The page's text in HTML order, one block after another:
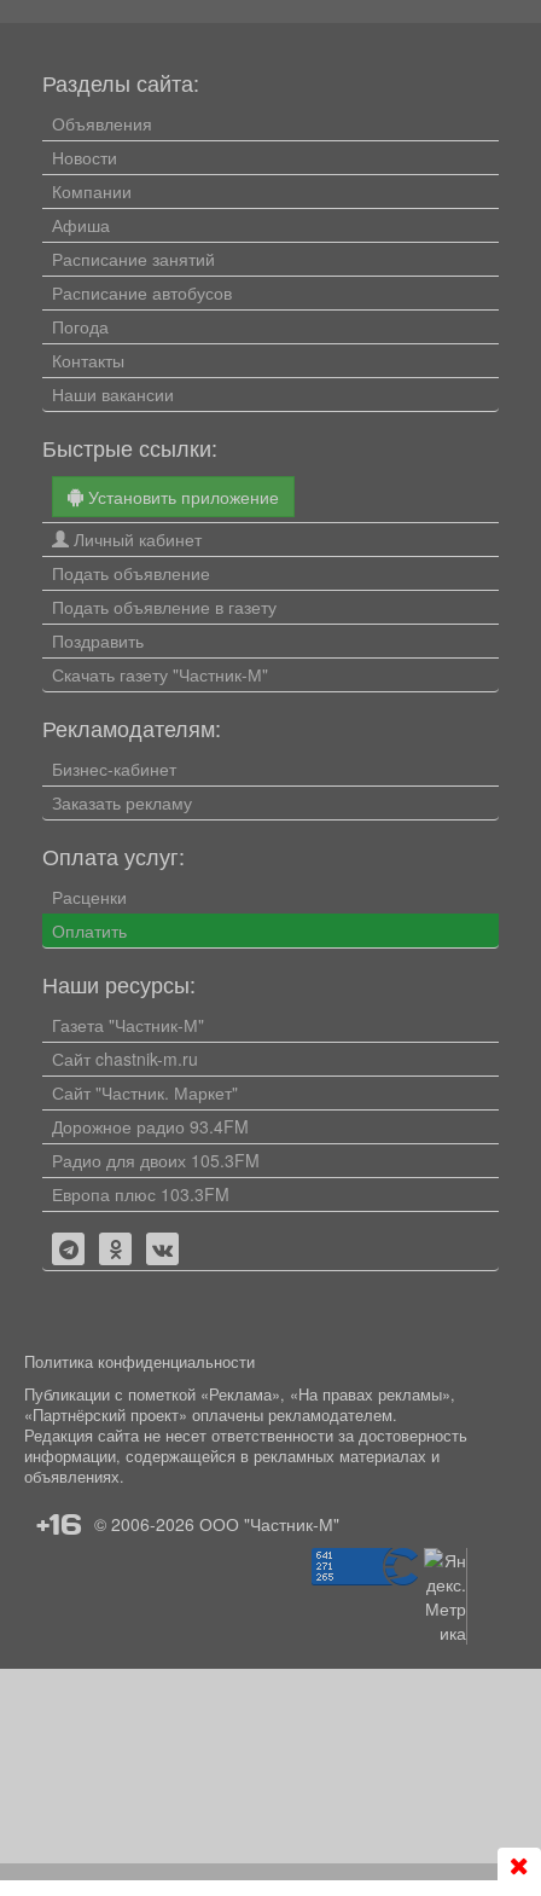
Разделы сайта:
Объявления
Новости
Компании
Афиша
Расписание занятий
Расписание автобусов
Погода
Контакты
Наши вакансии
Быстрые ссылки:
Установить приложение
Личный кабинет
Подать объявление
Подать объявление в газету
Поздравить
Скачать газету "Частник-М"
Рекламодателям:
Бизнес-кабинет
Заказать рекламу
Оплата услуг:
Расценки
Оплатить
Наши ресурсы:
Газета "Частник-М"
Сайт chastnik-m.ru
Сайт "Частник. Маркет"
Дорожное радио 93.4FM
Радио для двоих 105.3FM
Европа плюс 103.3FM
Политика конфиденциальности
Публикации с пометкой «Реклама», «На правах рекламы»,
«Партнёрский проект» оплачены рекламодателем.
Редакция сайта не несет ответственности за достоверность
информации, содержащейся в рекламных материалах и
объявлениях.
+16 © 2006-2026 ООО "Частник-М"